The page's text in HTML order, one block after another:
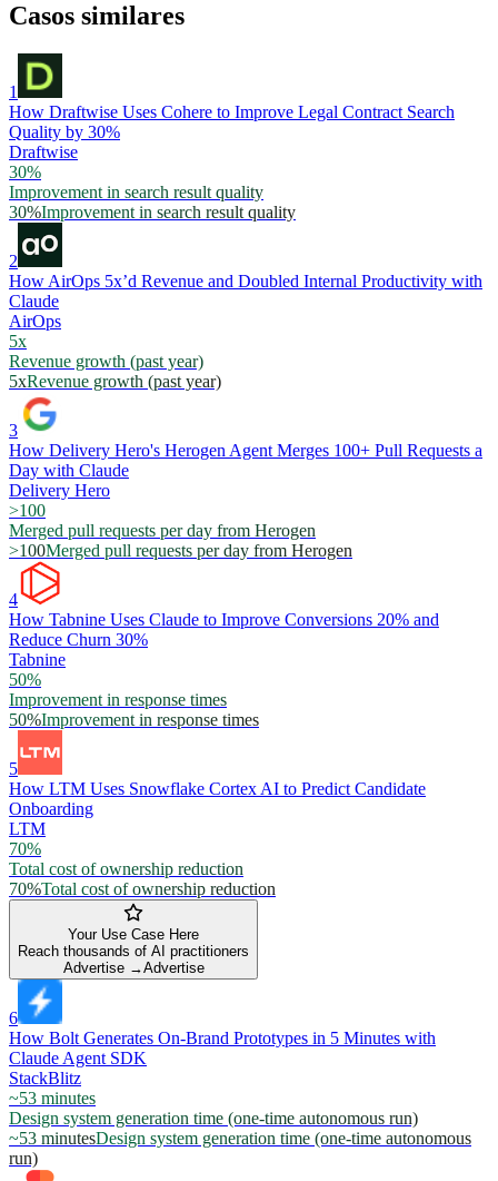
Casos similares
1
How Draftwise Uses Cohere to Improve Legal Contract Search
Quality by 30%
Draftwise
30%
Improvement in search result quality
30%Improvement in search result quality
2
How AirOps 5x’d Revenue and Doubled Internal Productivity with
Claude
AirOps
5x
Revenue growth (past year)
5xRevenue growth (past year)
3
How Delivery Hero's Herogen Agent Merges 100+ Pull Requests a
Day with Claude
Delivery Hero
>100
Merged pull requests per day from Herogen
>100Merged pull requests per day from Herogen
4
How Tabnine Uses Claude to Improve Conversions 20% and
Reduce Churn 30%
Tabnine
50%
Improvement in response times
50%Improvement in response times
5
How LTM Uses Snowflake Cortex AI to Predict Candidate
Onboarding
LTM
70%
Total cost of ownership reduction
70%Total cost of ownership reduction
Your Use Case Here
Reach thousands of AI practitioners
Advertise →Advertise
6
How Bolt Generates On-Brand Prototypes in 5 Minutes with
Claude Agent SDK
StackBlitz
~53 minutes
Design system generation time (one-time autonomous run)
~53 minutesDesign system generation time (one-time autonomous
run)